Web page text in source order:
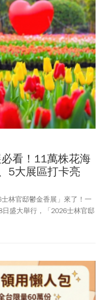
看！11萬株花海
5大展區打卡亮
林官邸鬱金香展」來了！一
盛大舉行，「2026士林官邸
來自荷蘭及日本的鬱金香，